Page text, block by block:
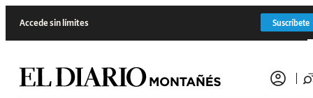
Accede sin límites Suscríbete